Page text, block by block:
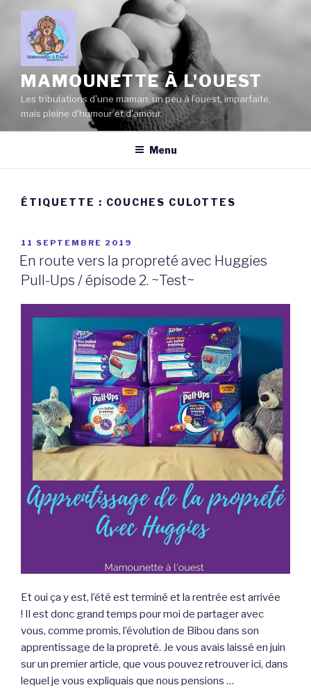
contenu
principal
MAMOUNETTE À L'OUEST
Les tribulations d'une maman, un peu à l'ouest, imparfaite,
mais pleine d'humour et d'amour.
Menu
ÉTIQUETTE : COUCHES CULOTTES
PUBLIÉ
LE
11 SEPTEMBRE 2019
En route vers la propreté avec Huggies
Pull-Ups / épisode 2. ~Test~
Et oui ça y est, l’été est terminé et la rentrée est arrivée
! Il est donc grand temps pour moi de partager avec
vous, comme promis, l’évolution de Bibou dans son
apprentissage de la propreté. Je vous avais laissé en juin
sur un premier article, que vous pouvez retrouver ici, dans
lequel je vous expliquais que nous pensions …